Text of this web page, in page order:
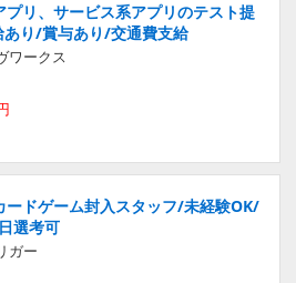
リ、サービス系アプリのテスト提
り/賞与あり/交通費支給
ワークス
ードゲーム封入スタッフ/未経験OK/
選考可
ガー